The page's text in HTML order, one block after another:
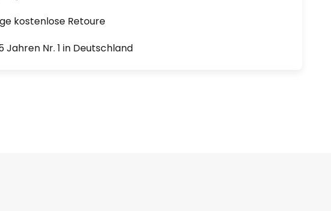
kostenlose Retoure
Jahren Nr. 1 in Deutschland